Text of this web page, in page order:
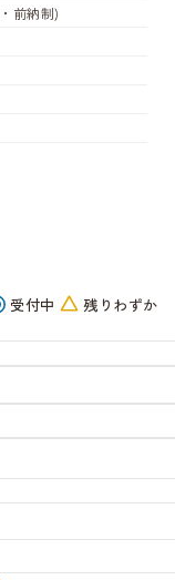
前納制)
受付中 残りわずか